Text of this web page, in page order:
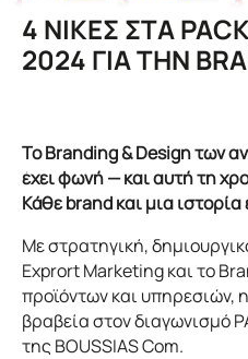
4 ΝΙΚΕΣ ΣΤΑ
2024 ΓΙΑ ΤΗΝ
Το Branding & Design των
έχει φωνή — και αυτή τη
Κάθε brand και μια ιστορία
Με στρατηγική,
Exprort Marketing και το
προϊόντων και υπηρεσιών,
βραβεία στον διαγωνισμό
της BOUSSIAS Com.